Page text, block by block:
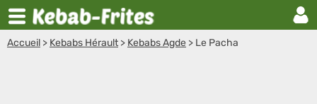
Accueil > Kebabs Hérault> Kebabs Agde > Le Pacha